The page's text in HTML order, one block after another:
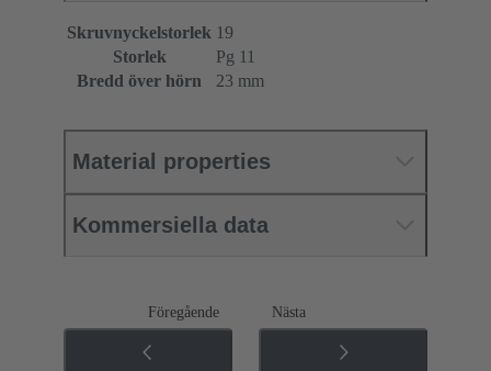
Skruvnyckelstorlek 19
Storlek
Pg 11
Bredd över hörn
23 mm
Material properties
Kommersiella data
Föregående Nästa